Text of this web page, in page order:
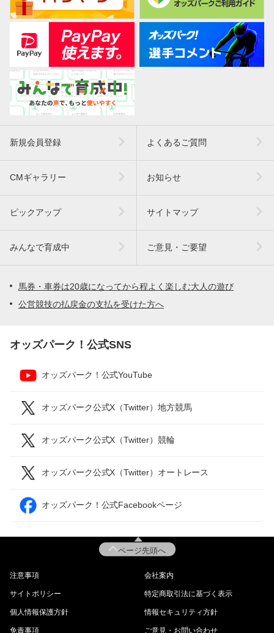
新規会員登録 よくあるご質問
CMギャラリー お知らせ
ピックアップ サイトマップ
みんなで育成中 ご意見・ご要望
馬券・車券は20歳になってから程よく楽しむ大人の遊び
公営競技の払戻金の支払を受けた方へ
オッズパーク！公式SNS
オッズパーク！公式YouTube
オッズパーク公式X（Twitter）地方競馬
オッズパーク公式X（Twitter）競輪
オッズパーク公式X（Twitter）オートレース
オッズパーク！公式Facebookページ
ページ先頭へ
注意事項 会社案内
サイトポリシー 特定商取引法に基づく表示
個人情報保護方針 情報セキュリティ方針
免責事項 ご意見・お問い合わせ